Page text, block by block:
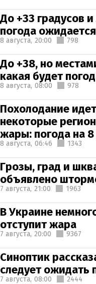
До +33 градусов
погода
8 августа, 20:00 798
До +38, но
какая будет
8 августа, 08:00 978
Похолодание
некоторые
жары: погода на 8
8 августа, 06:46 1343
Грозы, град и
объявлено
7 августа, 21:00 1963
В Украине
отступит жара
7 августа, 20:00 9367
Синоптик
следует ожидать
7 августа, 08:00 2444